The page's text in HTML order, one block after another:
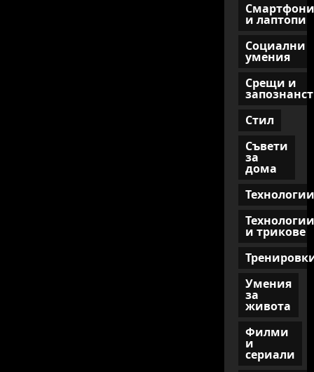
Смартфони
и лаптопи
Социални
умения
Срещи и
Стил
Съвети
за
дома
Технологии
Технологии
и трикове
Умения
за
живота
Филми
и
сериали